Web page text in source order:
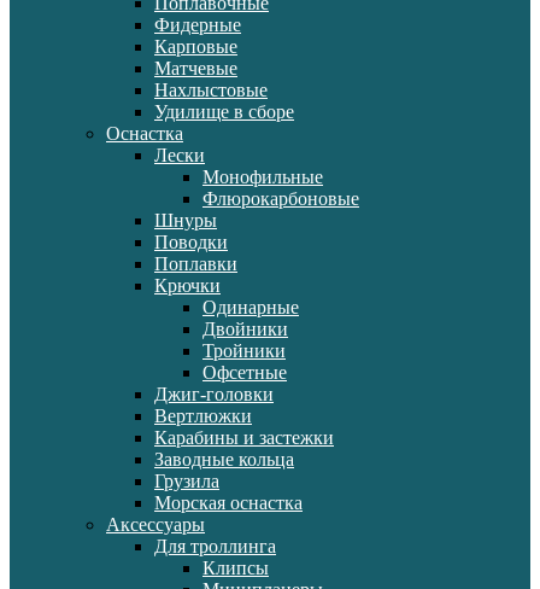
Фидерные
Карповые
Матчевые
Нахлыстовые
Удилище в сборе
Оснастка
Лески
Монофильные
Флюрокарбоновые
Шнуры
Поводки
Поплавки
Крючки
Одинарные
Двойники
Тройники
Офсетные
Джиг-головки
Вертлюжки
Карабины и застежки
Заводные кольца
Грузила
Морская оснастка
Аксессуары
Для троллинга
Клипсы